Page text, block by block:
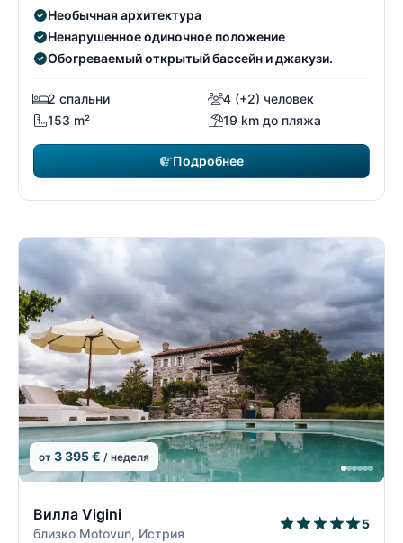
Необычная архитектура
Ненарушенное одиночное положение
Обогреваемый открытый бассейн и джакузи.
2 спальни
4 (+2) человек
153 m²
19 km до пляжа
Подробнее
от 3 395 € / неделя
Вилла Vigini
близко Motovun, Истрия
5